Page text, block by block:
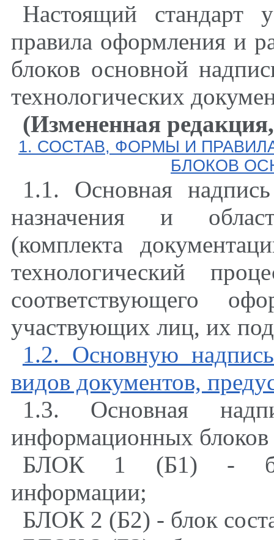
Настоящий стандарт
правила оформления и
блоков основной
технологических
(Измененная
1. СОСТАВ, ФОРМЫ И
БЛОКОВ
1.1. Основная
назначения и
(комплекта
технологический
соответствующего
участвующих лиц, их
1.2. Основную
видов документов,
1.3. Основная
информационных блоков
БЛОК 1 (Б1) -
информации;
БЛОК 2 (Б2) - блок